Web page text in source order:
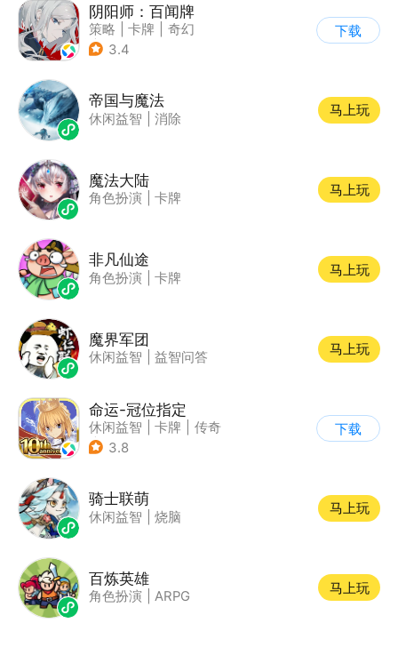
阴阳师：百闻牌
策略 卡牌
奇幻
| 阴阳师
3.4
下载
帝国与魔法
休闲益智 消除
马上玩
魔法大陆
角色扮演 卡牌
马上玩
非凡仙途
角色扮演 卡牌
马上玩
魔界军团
休闲益智 益智问答
马上玩
命运-冠位指定
休闲益智 卡牌
传奇
| 命运
3.8
下载
骑士联萌
休闲益智 烧脑
马上玩
百炼英雄
角色扮演 ARPG
马上玩